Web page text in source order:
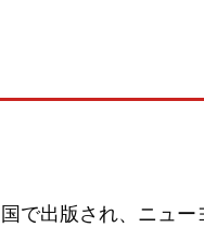
出版され、ニ